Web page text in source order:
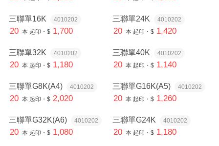
三聯單16K 4010202
20 本 起印・$ 1,700
三聯單24K 4010202
20 本 起印・$ 1,420
三聯單32K 4010202
20 本 起印・$ 1,180
三聯單40K 4010202
20 本 起印・$ 1,140
三聯單G8K(A4) 4010202
20 本 起印・$ 2,020
三聯單G16K(A5) 4010202
20 本 起印・$ 1,260
三聯單G32K(A6) 4010202
20 本 起印・$ 1,080
三聯單G24K 4010202
20 本 起印・$ 1,180